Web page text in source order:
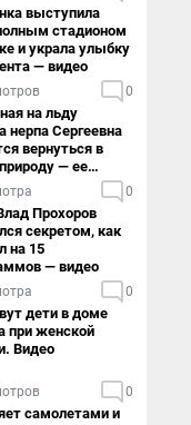
выступила
стадионом
и украла улыбку
— видео
0
на льду
нерпа Сергеевна
вернуться в
— ее
0
Прохоров
секретом, как
на 15
— видео
0
дети в доме
при женской
Видео
0
самолетами и